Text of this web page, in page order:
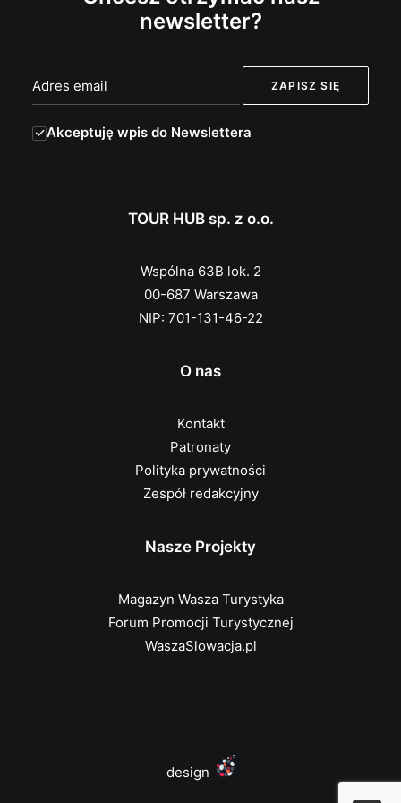
newsletter?
Akceptuję wpis do Newslettera
TOUR HUB sp. z o.o.
Wspólna 63B lok. 2
00-687 Warszawa
NIP: 701-131-46-22
O nas
Kontakt
Patronaty
Polityka prywatności
Zespół redakcyjny
Nasze Projekty
Magazyn Wasza Turystyka
Forum Promocji Turystycznej
WaszaSlowacja.pl
design